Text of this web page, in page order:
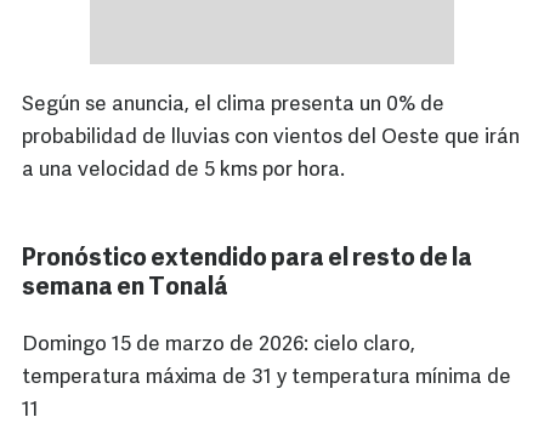
Según se anuncia, el clima presenta un 0% de
probabilidad de lluvias con vientos del Oeste que irán
a una velocidad de 5 kms por hora.
Pronóstico extendido para el resto de la
semana en Tonalá
Domingo 15 de marzo de 2026: cielo claro,
temperatura máxima de 31 y temperatura mínima de
11